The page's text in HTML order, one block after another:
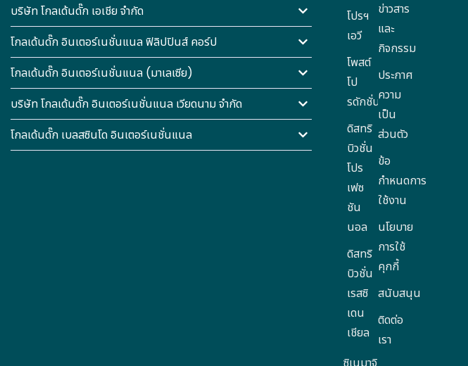
บริษัท โกลเด้นดั๊ก เอเชีย จำกัด
โกลเด้นดั๊ก อินเตอร์เนชั่นแนล ฟิลิปปินส์ คอร์ป
โกลเด้นดั๊ก อินเตอร์เนชั่นแนล (มาเลเซีย)
บริษัท โกลเด้นดั๊ก อินเตอร์เนชั่นแนล เวียดนาม จำกัด
โกลเด้นดั๊ก เบลสซินโด อินเตอร์เนชั่นแนล
ดิสทริ
บิวชั่น
เรสซิ
เดน
เชียล
ดิสทริ
บิวชั่น
โปร
เฟซ
ชัน
นอล
โพสต์
โป
รดักชั่น
โปรฯ
เอวี
ข่าวสาร
และ
กิจกรรม
ประกาศ
ความ
เป็น
ส่วนตัว
ข้อ
กำหนดการ
ใช้งาน
นโยบาย
การใช้
คุกกี้
สนับสนุน
ติดต่อ
เรา